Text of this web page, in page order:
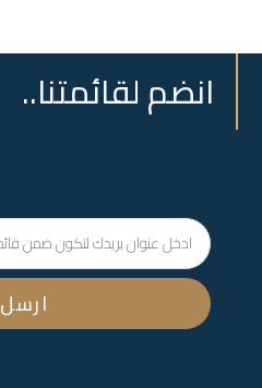
انضم لقائمتنا..
ارسل